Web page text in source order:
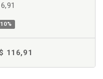
10%
116,91